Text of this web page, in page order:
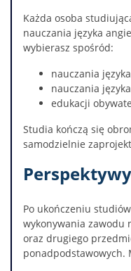
Każda osoba
nauczania języka
wybierasz spośród:
nauczania
nauczania
edukacji
Studia kończą się
samodzielnie
Po ukończeniu
wykonywania zawodu
oraz drugiego
ponadpodstawowych.